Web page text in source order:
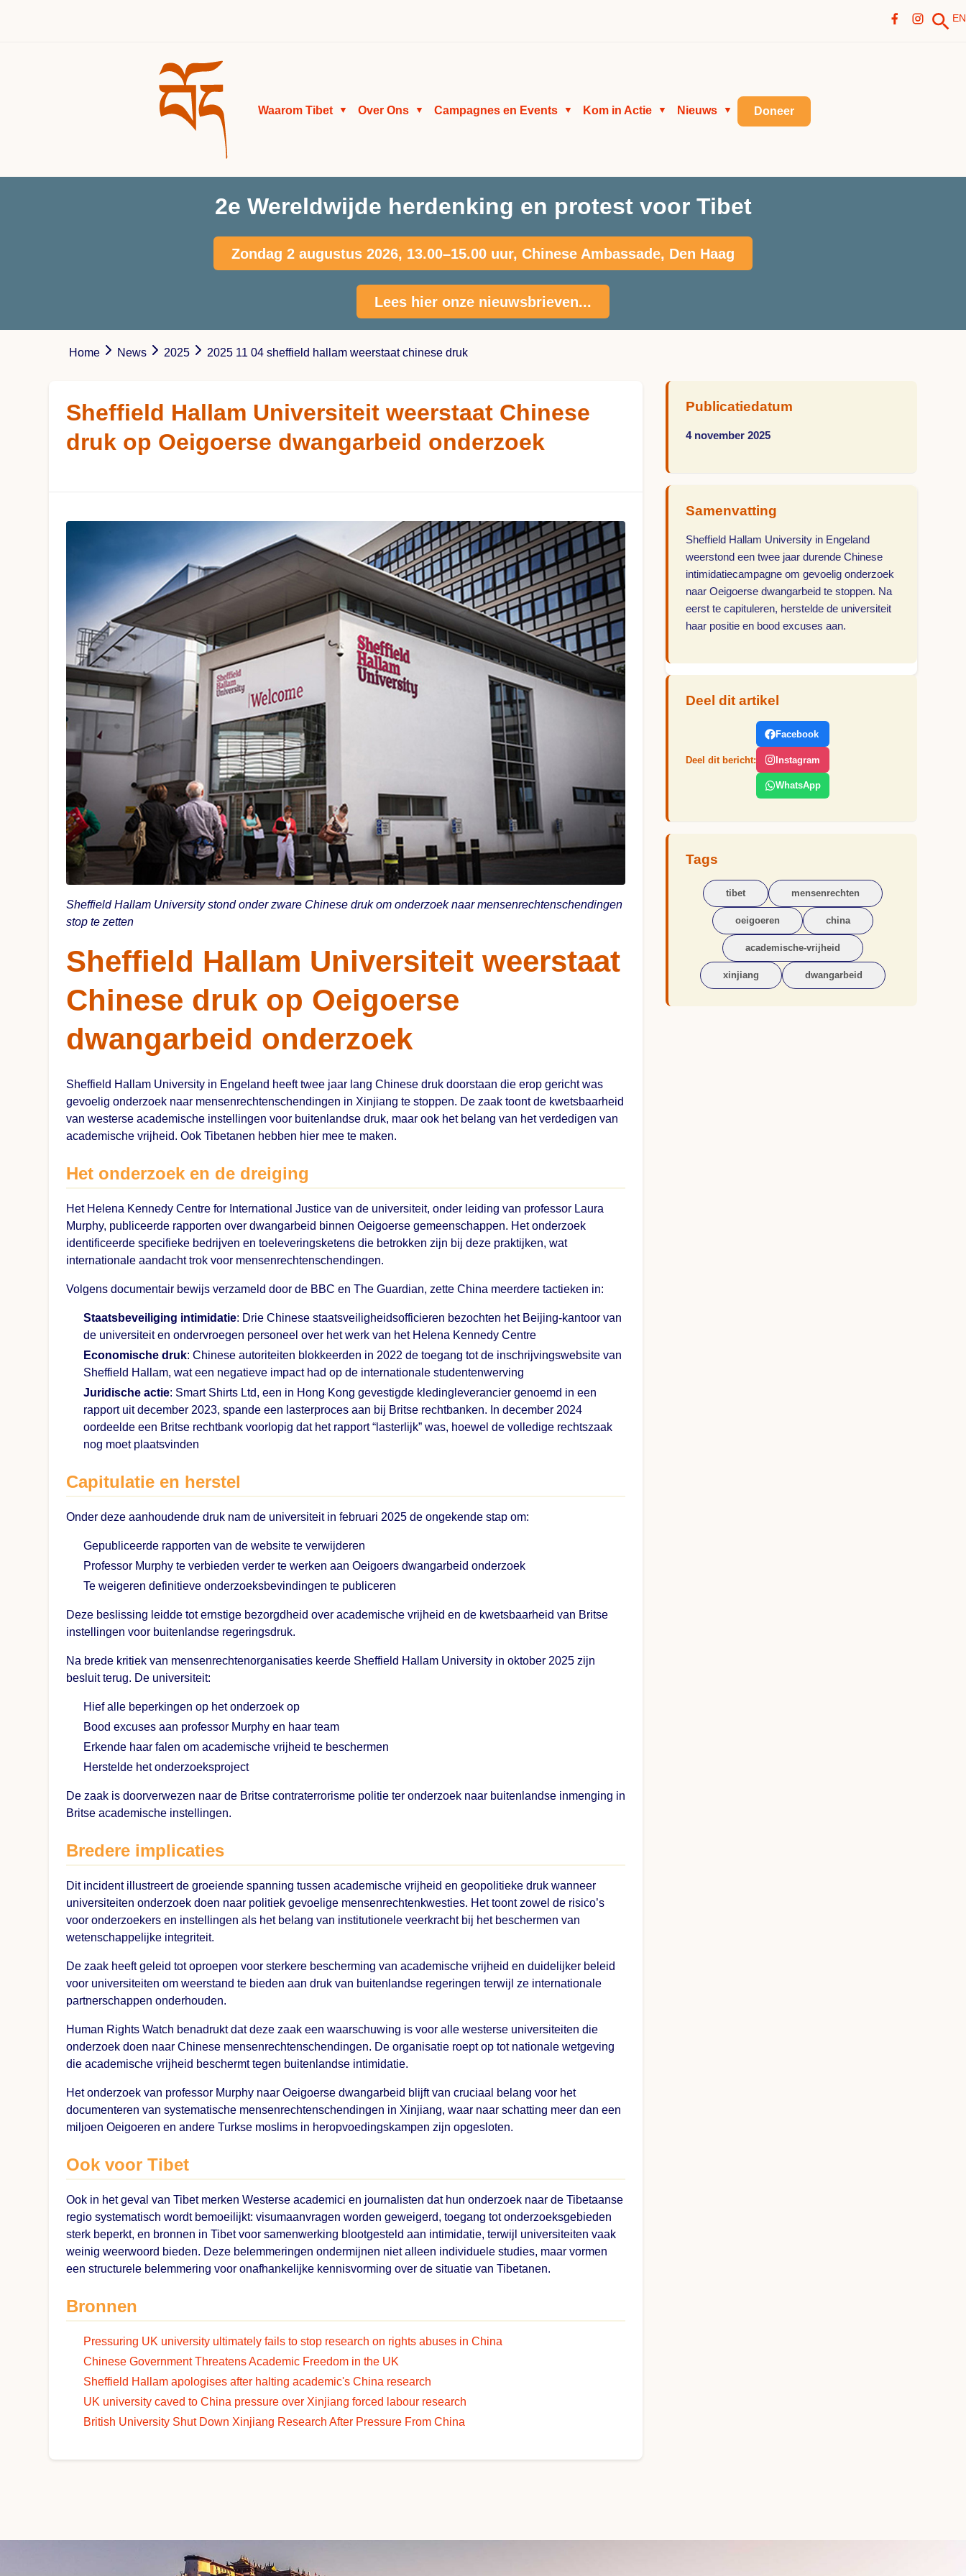
EN
Waarom Tibet ▼ Over Ons ▼ Campagnes en Events ▼ Kom in Actie ▼ Nieuws ▼ Doneer
2e Wereldwijde herdenking en protest voor Tibet
Zondag 2 augustus 2026, 13.00–15.00 uur, Chinese Ambassade, Den Haag
Lees hier onze nieuwsbrieven...
Home News 2025 2025 11 04 sheffield hallam weerstaat chinese druk
Sheffield Hallam Universiteit weerstaat Chinese
druk op Oeigoerse dwangarbeid onderzoek
Sheffield Hallam University stond onder zware Chinese druk om onderzoek naar mensenrechtenschendingen
stop te zetten
Sheffield Hallam Universiteit weerstaat
Chinese druk op Oeigoerse
dwangarbeid onderzoek
Sheffield Hallam University in Engeland heeft twee jaar lang Chinese druk doorstaan die erop gericht was
gevoelig onderzoek naar mensenrechtenschendingen in Xinjiang te stoppen. De zaak toont de kwetsbaarheid
van westerse academische instellingen voor buitenlandse druk, maar ook het belang van het verdedigen van
academische vrijheid. Ook Tibetanen hebben hier mee te maken.
Het onderzoek en de dreiging
Het Helena Kennedy Centre for International Justice van de universiteit, onder leiding van professor Laura
Murphy, publiceerde rapporten over dwangarbeid binnen Oeigoerse gemeenschappen. Het onderzoek
identificeerde specifieke bedrijven en toeleveringsketens die betrokken zijn bij deze praktijken, wat
internationale aandacht trok voor mensenrechtenschendingen.
Volgens documentair bewijs verzameld door de BBC en The Guardian, zette China meerdere tactieken in:
Staatsbeveiliging intimidatie: Drie Chinese staatsveiligheidsofficieren bezochten het Beijing-kantoor van
de universiteit en ondervroegen personeel over het werk van het Helena Kennedy Centre
Economische druk: Chinese autoriteiten blokkeerden in 2022 de toegang tot de inschrijvingswebsite van
Sheffield Hallam, wat een negatieve impact had op de internationale studentenwerving
Juridische actie: Smart Shirts Ltd, een in Hong Kong gevestigde kledingleverancier genoemd in een
rapport uit december 2023, spande een lasterproces aan bij Britse rechtbanken. In december 2024
oordeelde een Britse rechtbank voorlopig dat het rapport “lasterlijk” was, hoewel de volledige rechtszaak
nog moet plaatsvinden
Capitulatie en herstel
Onder deze aanhoudende druk nam de universiteit in februari 2025 de ongekende stap om:
Gepubliceerde rapporten van de website te verwijderen
Professor Murphy te verbieden verder te werken aan Oeigoers dwangarbeid onderzoek
Te weigeren definitieve onderzoeksbevindingen te publiceren
Deze beslissing leidde tot ernstige bezorgdheid over academische vrijheid en de kwetsbaarheid van Britse
instellingen voor buitenlandse regeringsdruk.
Na brede kritiek van mensenrechtenorganisaties keerde Sheffield Hallam University in oktober 2025 zijn
besluit terug. De universiteit:
Hief alle beperkingen op het onderzoek op
Bood excuses aan professor Murphy en haar team
Erkende haar falen om academische vrijheid te beschermen
Herstelde het onderzoeksproject
De zaak is doorverwezen naar de Britse contraterrorisme politie ter onderzoek naar buitenlandse inmenging in
Britse academische instellingen.
Bredere implicaties
Dit incident illustreert de groeiende spanning tussen academische vrijheid en geopolitieke druk wanneer
universiteiten onderzoek doen naar politiek gevoelige mensenrechtenkwesties. Het toont zowel de risico’s
voor onderzoekers en instellingen als het belang van institutionele veerkracht bij het beschermen van
wetenschappelijke integriteit.
De zaak heeft geleid tot oproepen voor sterkere bescherming van academische vrijheid en duidelijker beleid
voor universiteiten om weerstand te bieden aan druk van buitenlandse regeringen terwijl ze internationale
partnerschappen onderhouden.
Human Rights Watch benadrukt dat deze zaak een waarschuwing is voor alle westerse universiteiten die
onderzoek doen naar Chinese mensenrechtenschendingen. De organisatie roept op tot nationale wetgeving
die academische vrijheid beschermt tegen buitenlandse intimidatie.
Het onderzoek van professor Murphy naar Oeigoerse dwangarbeid blijft van cruciaal belang voor het
documenteren van systematische mensenrechtenschendingen in Xinjiang, waar naar schatting meer dan een
miljoen Oeigoeren en andere Turkse moslims in heropvoedingskampen zijn opgesloten.
Ook voor Tibet
Ook in het geval van Tibet merken Westerse academici en journalisten dat hun onderzoek naar de Tibetaanse
regio systematisch wordt bemoeilijkt: visumaanvragen worden geweigerd, toegang tot onderzoeksgebieden
sterk beperkt, en bronnen in Tibet voor samenwerking blootgesteld aan intimidatie, terwijl universiteiten vaak
weinig weerwoord bieden. Deze belemmeringen ondermijnen niet alleen individuele studies, maar vormen
een structurele belemmering voor onafhankelijke kennisvorming over de situatie van Tibetanen.
Bronnen
Pressuring UK university ultimately fails to stop research on rights abuses in China
Chinese Government Threatens Academic Freedom in the UK
Sheffield Hallam apologises after halting academic's China research
UK university caved to China pressure over Xinjiang forced labour research
British University Shut Down Xinjiang Research After Pressure From China
Publicatiedatum
4 november 2025
Samenvatting
Sheffield Hallam University in Engeland
weerstond een twee jaar durende Chinese
intimidatiecampagne om gevoelig onderzoek
naar Oeigoerse dwangarbeid te stoppen. Na
eerst te capituleren, herstelde de universiteit
haar positie en bood excuses aan.
Deel dit artikel
Deel dit bericht:
Facebook
Instagram
WhatsApp
Tags
tibet mensenrechten
oeigoeren china
academische-vrijheid
xinjiang dwangarbeid